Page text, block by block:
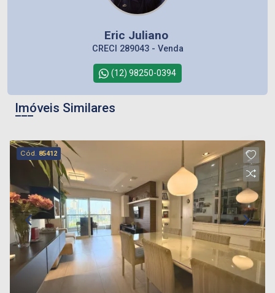
Eric Juliano
CRECI 289043 - Venda
(12) 98250-0394
Imóveis Similares
Cód. 85412